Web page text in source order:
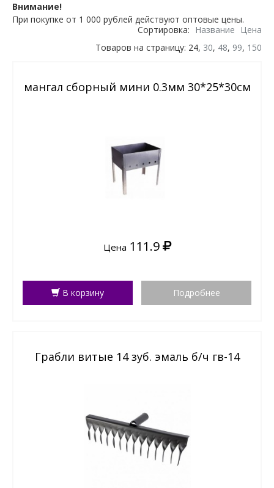
Внимание!
При покупке от 1 000 рублей действуют оптовые цены.
Сортировка: Название Цена
Товаров на страницу: 24, 30, 48, 99, 150
мангал сборный мини 0.3мм 30*25*30см
Цена 111.9
В корзину Подробнее
Грабли витые 14 зуб. эмаль б/ч гв-14